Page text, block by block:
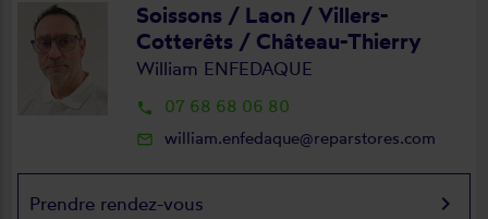
Soissons / Laon / Villers-
Cotterêts / Château-Thierry
William ENFEDAQUE
local_phone 07 68 68 06 80
mail_outline william.enfedaque@reparstores.com
Prendre rendez-vous keyboard_arrow_right